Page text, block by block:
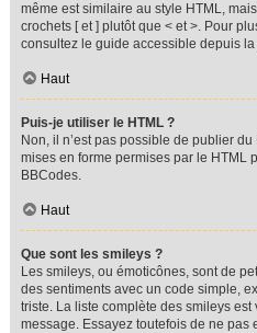
même est similaire au style HTML,
crochets [ et ] plutôt que < et >. Pour
consultez le guide accessible depuis
Haut
Puis-je utiliser le HTML ?
Non, il n’est pas possible de publier
mises en forme permises par le HTML
BBCodes.
Haut
Que sont les smileys ?
Les smileys, ou émoticônes, sont de
des sentiments avec un code simple,
triste. La liste complète des smileys
message. Essayez toutefois de ne pas